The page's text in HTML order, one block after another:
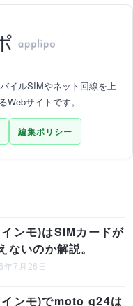
イルSIMやネット回線を上
サイトです。
編集ポリシー
ンモ)はSIMカードが
ないのか解説。
年7月26日
ンモ)でmoto g24は